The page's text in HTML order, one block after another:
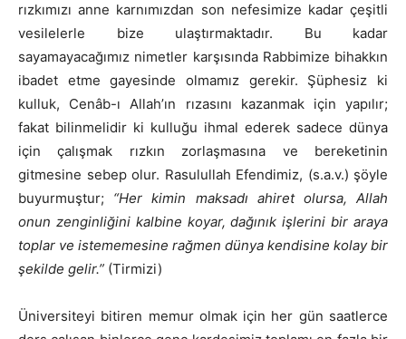
rızkımızı anne karnımızdan son nefesimize kadar çeşitli
vesilelerle bize ulaştırmaktadır. Bu kadar
sayamayacağımız nimetler karşısında Rabbimize bihakkın
ibadet etme gayesinde olmamız gerekir. Şüphesiz ki
kulluk, Cenâb-ı Allah’ın rızasını kazanmak için yapılır;
fakat bilinmelidir ki kulluğu ihmal ederek sadece dünya
için çalışmak rızkın zorlaşmasına ve bereketinin
gitmesine sebep olur. Rasulullah Efendimiz, (s.a.v.) şöyle
buyurmuştur; “Her kimin maksadı ahiret olursa, Allah
onun zenginliğini kalbine koyar, dağınık işlerini bir araya
toplar ve istememesine rağmen dünya kendisine kolay bir
şekilde gelir.” (Tirmizi)
Üniversiteyi bitiren memur olmak için her gün saatlerce